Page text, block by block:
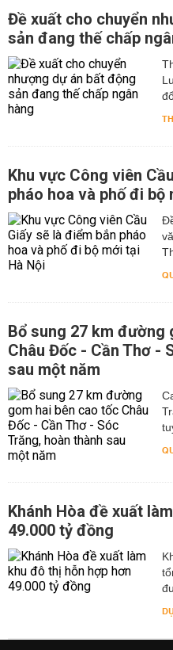
Đề xuất cho chuyển
sản đang thế chấp
Khu vực Công viên
pháo hoa và phố đi bộ
Bổ sung 27 km đường
Châu Đốc - Cần Thơ -
sau một năm
Khánh Hòa đề xuất
49.000 tỷ đồng